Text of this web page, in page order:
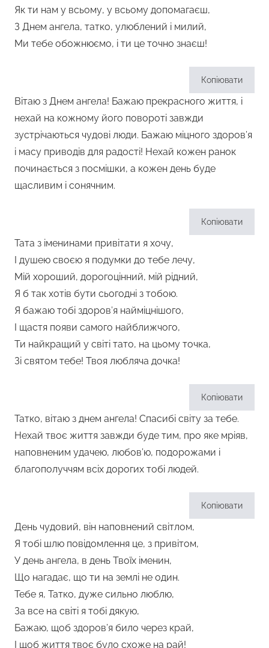
Як ти нам у всьому, у всьому допомагаєш,
З Днем ангела, татко, улюблений і милий,
Ми тебе обожнюємо, і ти це точно знаєш!
Копіювати
Вітаю з Днем ангела! Бажаю прекрасного життя, і
нехай на кожному його повороті завжди
зустрічаються чудові люди. Бажаю міцного здоров’я
і масу приводів для радості! Нехай кожен ранок
починається з посмішки, а кожен день буде
щасливим і сонячним.
Копіювати
Тата з іменинами привітати я хочу,
І душею своєю я подумки до тебе лечу,
Мій хороший, дорогоцінний, мій рідний,
Я б так хотів бути сьогодні з тобою.
Я бажаю тобі здоров’я найміцнішого,
І щастя появи самого найближчого,
Ти найкращий у світі тато, на цьому точка,
Зі святом тебе! Твоя любляча дочка!
Копіювати
Татко, вітаю з днем ангела! Спасибі світу за тебе.
Нехай твоє життя завжди буде тим, про яке мріяв,
наповненим удачею, любов’ю, подорожами і
благополуччям всіх дорогих тобі людей.
Копіювати
День чудовий, він наповнений світлом,
Я тобі шлю повідомлення це, з привітом,
У день ангела, в день Твоїх іменин,
Що нагадає, що ти на землі не один.
Тебе я, Татко, дуже сильно люблю,
За все на світі я тобі дякую,
Бажаю, щоб здоров’я било через край,
І щоб життя твоє було схоже на рай!